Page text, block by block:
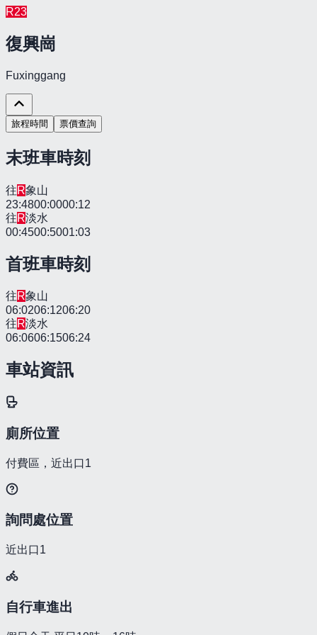
R23
復興崗
Fuxinggang
旅程時間 票價查詢
末班車時刻
往R象山
23:4800:0000:12
往R淡水
00:4500:5001:03
首班車時刻
往R象山
06:0206:1206:20
往R淡水
06:0606:1506:24
車站資訊
廁所位置
付費區，近出口1
詢問處位置
近出口1
自行車進出